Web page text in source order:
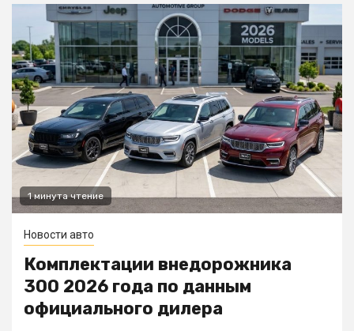
1 минута чтение
Новости авто
Комплектации внедорожника
300 2026 года по данным
официального дилера